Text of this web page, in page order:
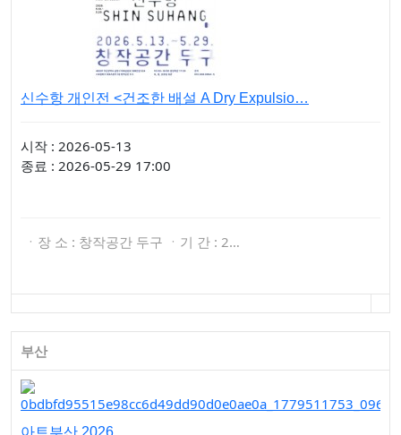
신수항 개인전 <건조한 배설 A Dry Expulsio…
시작 : 2026-05-13
종료 : 2026-05-29 17:00
ㆍ장 소 : 창작공간 두구 ㆍ기 간 : 2…
부산
아트부산 2026